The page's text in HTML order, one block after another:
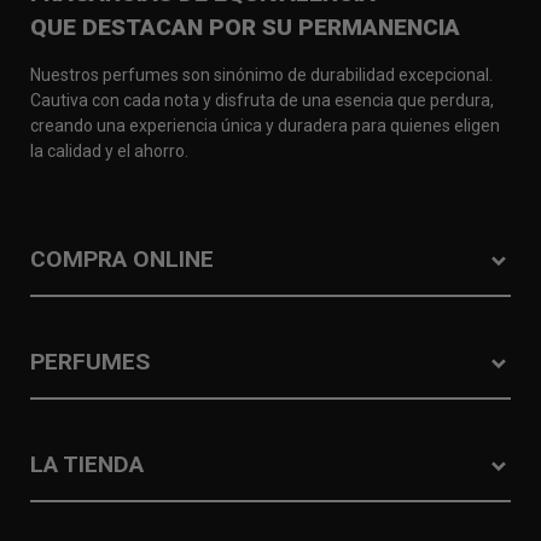
QUE DESTACAN POR SU PERMANENCIA
Nuestros perfumes son sinónimo de durabilidad excepcional.
Cautiva con cada nota y disfruta de una esencia que perdura,
creando una experiencia única y duradera para quienes eligen
la calidad y el ahorro.
COMPRA ONLINE
PERFUMES
LA TIENDA